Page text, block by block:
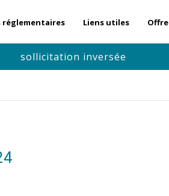
réglementaires Liens utiles Offre
sollicitation inversée